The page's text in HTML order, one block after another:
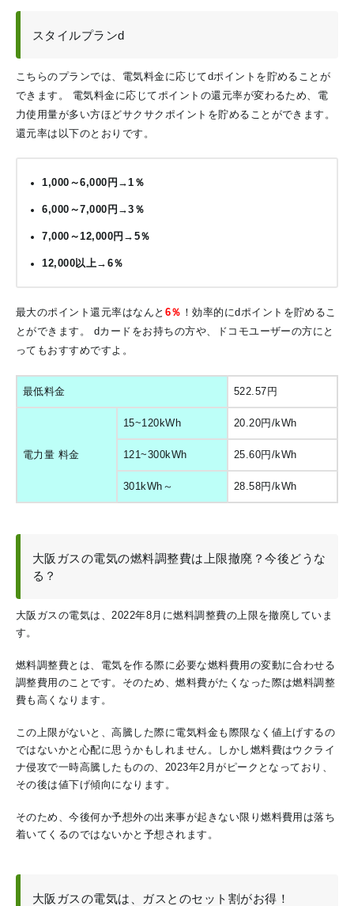
スタイルプランd
こちらのプランでは、電気料金に応じてdポイントを貯めることが
できます。
電気料金に応じてポイントの還元率が変わるため、電
力使用量が多い方ほどサクサクポイントを貯めることができます。
還元率は以下のとおりです。
1,000～6,000円→1％
6,000～7,000円→3％
7,000～12,000円→5％
12,000以上→6％
最大のポイント還元率はなんと 6％ ！効率的にdポイントを貯めるこ
とができます。
dカードをお持ちの方や、ドコモユーザーの方にと
ってもおすすめですよ。
最低料金 522.57円
電力量 料金
15~120kWh 20.20円/kWh
121~300kWh 25.60円/kWh
301kWh～ 28.58円/kWh
大阪ガスの電気の燃料調整費は上限撤廃？今後どうな
る？
大阪ガスの電気は、2022年8月に燃料調整費の上限を撤廃していま
す。
燃料調整費とは、電気を作る際に必要な燃料費用の変動に合わせる
調整費用のことです。そのため、燃料費がたくなった際は燃料調整
費も高くなります。
この上限がないと、高騰した際に電気料金も際限なく値上げするの
ではないかと心配に思うかもしれません。しかし燃料費はウクライ
ナ侵攻で一時高騰したものの、2023年2月がピークとなっており、
その後は値下げ傾向になります。
そのため、今後何か予想外の出来事が起きない限り燃料費用は落ち
着いてくるのではないかと予想されます。
大阪ガスの電気は、ガスとのセット割がお得！